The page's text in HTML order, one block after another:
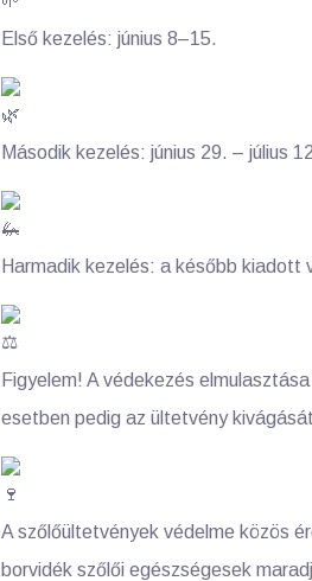
Első kezelés: június 8–15.
Második kezelés: június 29. – július
Harmadik kezelés: a később kiadott
Figyelem! A védekezés
esetben pedig az ültetvény
A szőlőültetvények védelme közös
borvidék szőlői egészségesek